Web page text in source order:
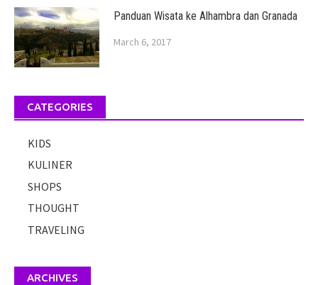
Panduan Wisata ke Alhambra dan Granada
March 6, 2017
CATEGORIES
KIDS
KULINER
SHOPS
THOUGHT
TRAVELING
ARCHIVES